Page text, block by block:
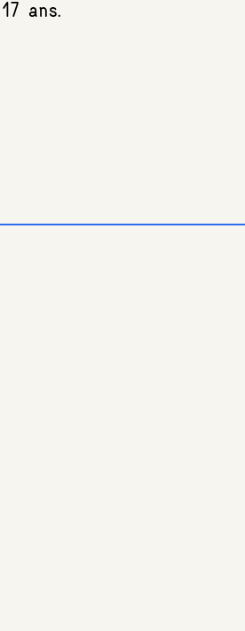
ans.